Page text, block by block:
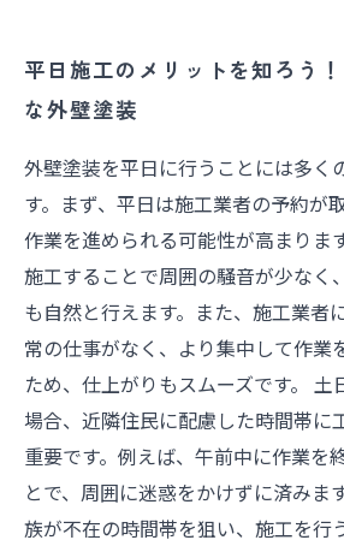
平日施工のメリットを知ろう
な外壁塗装
外壁塗装を平日に行うことには多く
す。まず、平日は施工業者の予約が
作業を進められる可能性が高まりま
施工することで周囲の騒音が少なく
も自然と行えます。また、施工業者
常の仕事がなく、より集中して作業
ため、仕上がりもスムーズです。 土
場合、近隣住民に配慮した時間帯に
重要です。例えば、午前中に作業を
とで、周囲に迷惑をかけずに済みま
族が不在の時間帯を狙い、施工を行